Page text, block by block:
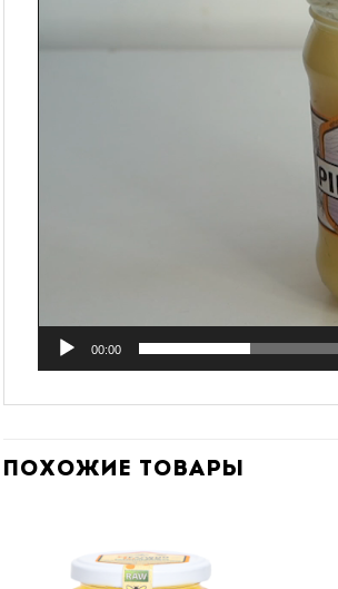
00:00
ПОХОЖИЕ ТОВАРЫ